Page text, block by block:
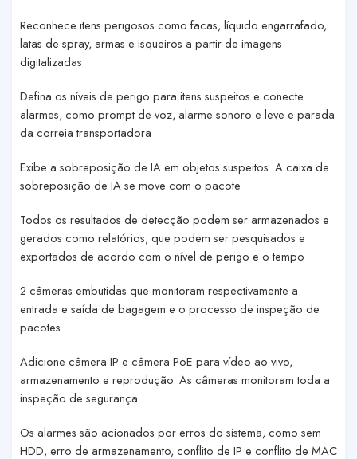
Reconhece itens perigosos como facas, líquido engarrafado,
latas de spray, armas e isqueiros a partir de imagens
digitalizadas
Defina os níveis de perigo para itens suspeitos e conecte
alarmes, como prompt de voz, alarme sonoro e leve e parada
da correia transportadora
Exibe a sobreposição de IA em objetos suspeitos. A caixa de
sobreposição de IA se move com o pacote
Todos os resultados de detecção podem ser armazenados e
gerados como relatórios, que podem ser pesquisados e
exportados de acordo com o nível de perigo e o tempo
2 câmeras embutidas que monitoram respectivamente a
entrada e saída de bagagem e o processo de inspeção de
pacotes
Adicione câmera IP e câmera PoE para vídeo ao vivo,
armazenamento e reprodução. As câmeras monitoram toda a
inspeção de segurança
Os alarmes são acionados por erros do sistema, como sem
HDD, erro de armazenamento, conflito de IP e conflito de MAC